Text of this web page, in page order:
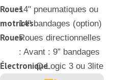
Roues
motrices
14" pneumatiques ou
14" bandages (option)
RouesRoues directionnelles
: Avant : 9” bandages
ÉlectroniqueQ-Logic 3 ou 3lite